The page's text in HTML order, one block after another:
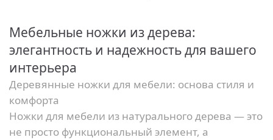
Мебельные ножки из дерева:
элегантность и надежность для вашего
интерьера
Деревянные ножки для мебели: основа стиля и
комфорта
Ножки для мебели из натурального дерева — это
не просто функциональный элемент, а